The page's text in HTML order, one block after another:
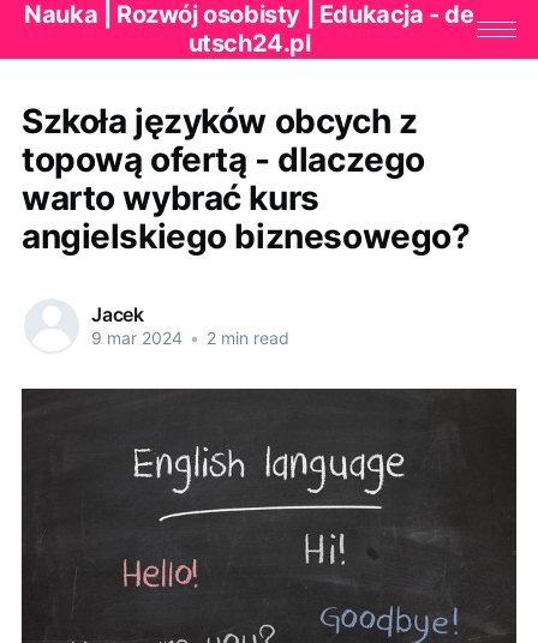
Nauka | Rozwój osobisty | Edukacja - de
utsch24.pl
Szkoła języków obcych z
topową ofertą - dlaczego
warto wybrać kurs
angielskiego biznesowego?
Jacek
9 mar 2024 • 2 min read